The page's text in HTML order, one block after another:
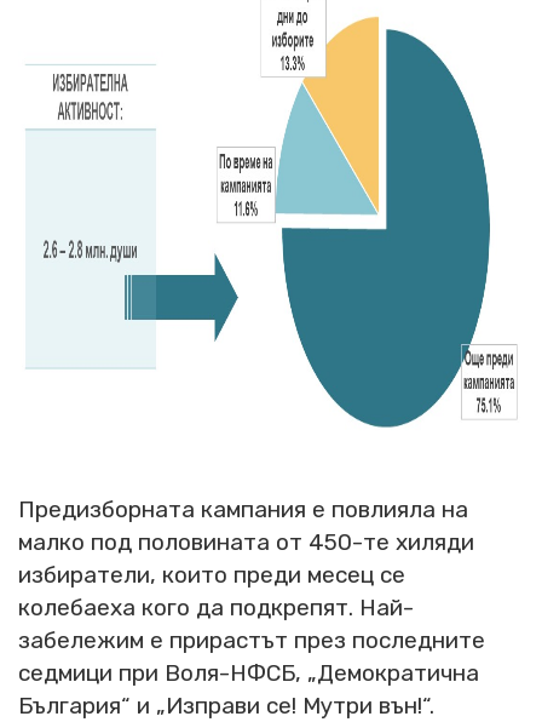
Предизборната кампания е повлияла на
малко под половината от 450-те хиляди
избиратели, които преди месец се
колебаеха кого да подкрепят. Най-
забележим е прирастът през последните
седмици при Воля-НФСБ, „Демократична
България“ и „Изправи се! Мутри вън!“.